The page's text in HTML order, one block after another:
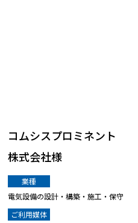
コムシスプロミネント
株式会社様
業種
電気設備の設計・構築・施工・保守
ご利用媒体